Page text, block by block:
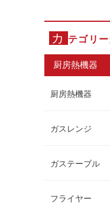
カ テゴリ
厨房熱機器
厨房熱機器
ガスレンジ
ガステーブル
フライヤー